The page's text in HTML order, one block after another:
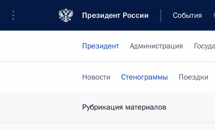
Президент России События
Президент Администрация
Новости Стенограммы Поездки
Рубрикация материалов